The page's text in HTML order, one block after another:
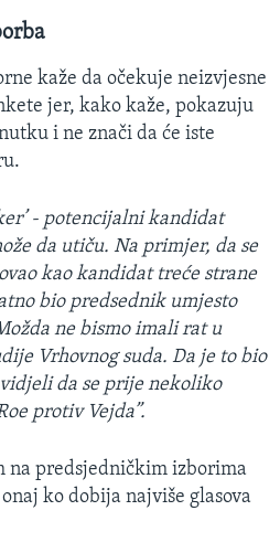
kaže da očekuje neizvjesne
jer, kako kaže, pokazuju
i ne znači da će iste
- potencijalni kandidat
da utiču. Na primjer, da se
kao kandidat treće strane
bio predsednik umjesto
ne bismo imali rat u
Vrhovnog suda. Da je to bio
da se prije nekoliko
protiv Vejda”.
na predsjedničkim izborima
ko dobija najviše glasova